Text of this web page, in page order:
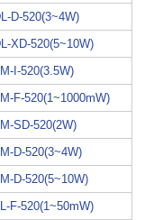
D-520(3~4W)
XD-520(5~10W)
I-520(3.5W)
F-520(1~1000mW)
SD-520(2W)
D-520(3~4W)
D-520(5~10W)
F-520(1~50mW)